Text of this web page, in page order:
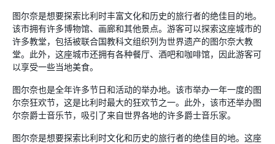
图尔奈是想要探索比利时丰富文化和历史的旅行者的绝佳目的地。
该市拥有许多博物馆、画廊和其他景点。游客可以探索这座城市的
许多教堂，包括被联合国教科文组织列为世界遗产的图尔奈大教
堂。此外，这座城市还拥有各种餐厅、酒吧和咖啡馆，因此游客可
以享受一些当地美食。
图尔奈也是全年许多节日和活动的举办地。该市举办一年一度的图
尔奈狂欢节，这是比利时最大的狂欢节之一。此外，该市还举办图
尔奈爵士音乐节，吸引了来自世界各地的许多爵士音乐家。
图尔奈是想要探索比利时文化和历史的旅行者的绝佳目的地。这座